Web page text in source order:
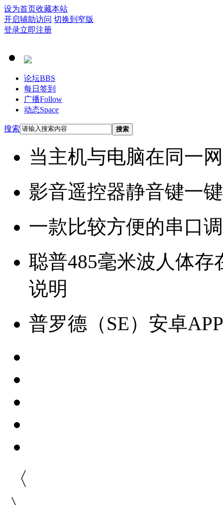
设为首页收藏本站
开启辅助访问 切换到窄版
登录立即注册
论坛BBS
每日签到
广播Follow
动态Space
搜索 搜索
当主机与电脑在同一
影音遥控器静音键一
一款比较方便的串口
聪普485毫米波人体存
说明
普罗德（SE）安卓APP
〈